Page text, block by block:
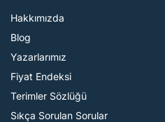
Hakkımızda
Blog
Yazarlarımız
Fiyat Endeksi
Terimler Sözlüğü
Sıkça Sorulan Sorular